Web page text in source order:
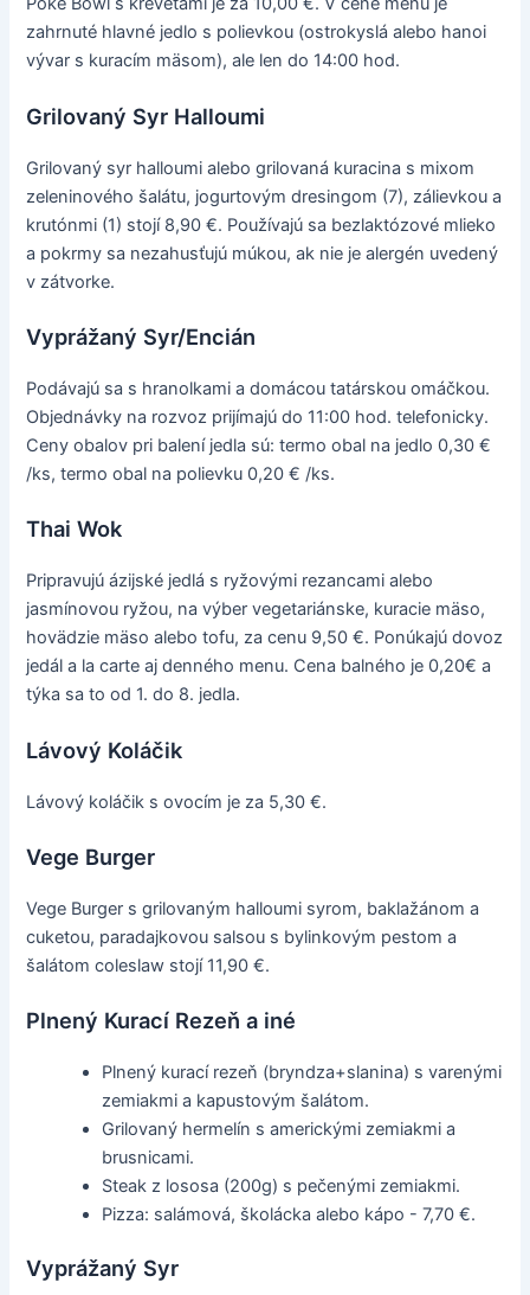
zahrnuté hlavné jedlo s polievkou (ostrokyslá alebo hanoi
vývar s kuracím mäsom), ale len do 14:00 hod.
Grilovaný Syr Halloumi
Grilovaný syr halloumi alebo grilovaná kuracina s mixom
zeleninového šalátu, jogurtovým dresingom (7), zálievkou a
krutónmi (1) stojí 8,90 €. Používajú sa bezlaktózové mlieko
a pokrmy sa nezahusťujú múkou, ak nie je alergén uvedený
v zátvorke.
Vyprážaný Syr/Encián
Podávajú sa s hranolkami a domácou tatárskou omáčkou.
Objednávky na rozvoz prijímajú do 11:00 hod. telefonicky.
Ceny obalov pri balení jedla sú: termo obal na jedlo 0,30 €
/ks, termo obal na polievku 0,20 € /ks.
Thai Wok
Pripravujú ázijské jedlá s ryžovými rezancami alebo
jasmínovou ryžou, na výber vegetariánske, kuracie mäso,
hovädzie mäso alebo tofu, za cenu 9,50 €. Ponúkajú dovoz
jedál a la carte aj denného menu. Cena balného je 0,20€ a
týka sa to od 1. do 8. jedla.
Lávový Koláčik
Lávový koláčik s ovocím je za 5,30 €.
Vege Burger
Vege Burger s grilovaným halloumi syrom, baklažánom a
cuketou, paradajkovou salsou s bylinkovým pestom a
šalátom coleslaw stojí 11,90 €.
Plnený Kurací Rezeň a iné
Plnený kurací rezeň (bryndza+slanina) s varenými
zemiakmi a kapustovým šalátom.
Grilovaný hermelín s americkými zemiakmi a
brusnicami.
Steak z lososa (200g) s pečenými zemiakmi.
Pizza: salámová, školácka alebo kápo - 7,70 €.
Vyprážaný Syr